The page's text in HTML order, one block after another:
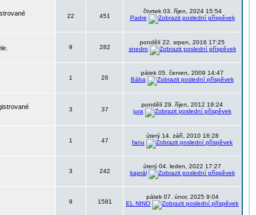
22 451
čtvrtek 03. říjen, 2024 15:54
Padre
9 282
pondělí 22. srpen, 2016 17:25
snedro
1 26
pátek 05. červen, 2009 14:47
Bába
3 37
pondělí 29. říjen, 2012 19:24
jura
1 47
úterý 14. září, 2010 16:28
fanu
3 242
úterý 04. leden, 2022 17:27
kaprál
9 1581
pátek 07. únor, 2025 9:04
EL NINO